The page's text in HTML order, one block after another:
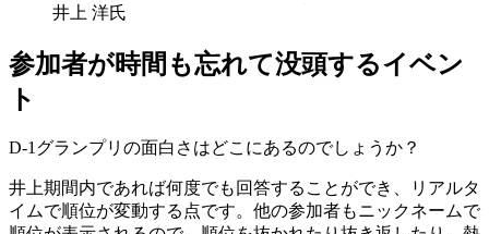
井上 洋氏
参加者が時間も忘れて没頭するイベン
ト
D-1グランプリの面白さはどこにあるのでしょうか？
井上期間内であれば何度でも回答することができ、リアルタ
イムで順位が変動する点です。他の参加者もニックネームで